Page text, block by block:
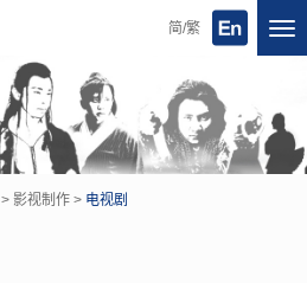
简/繁
> 影视制作 > 电视剧